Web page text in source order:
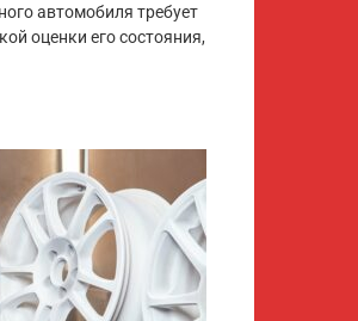
автомобиля требует
оценки его состояния,